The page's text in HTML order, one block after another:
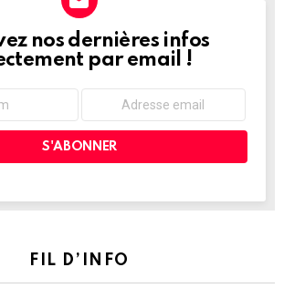
nos dernières infos
par email !
FIL D’INFO